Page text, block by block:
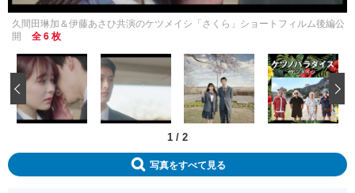
久間田琳加＆伊藤あさひ共演のケツメイシ「さくら」ショートフィルム後編公
開
全 6 枚
1 / 2
‹
写真をすべて見る